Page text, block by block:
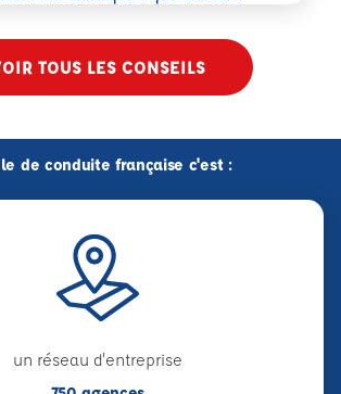
TOUS LES CONSEILS
de conduite française c'est :
un réseau d'entreprise